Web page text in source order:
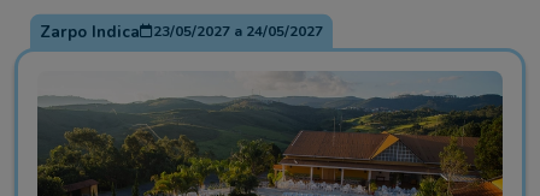
Zarpo Indica 23/05/2027a 24/05/2027